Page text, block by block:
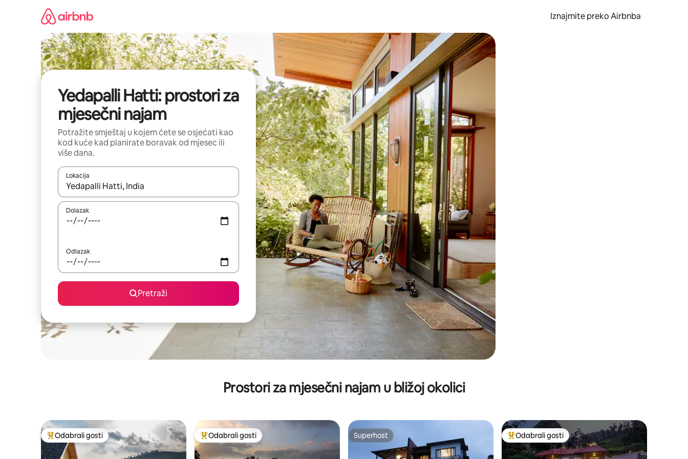
Iznajmite preko Airbnba
Yedapalli Hatti: prostori za
mjesečni najam
Potražite smještaj u kojem ćete se osjećati kao
kod kuće kad planirate boravak od mjesec ili
više dana.
Lokacija
Kada budu dostupni rezultati, moći ćete ih pregledati koristeći se strelicama prema gore i prema dolje, kao i dodirom ili prelaskom prstom po zaslonu.
Dolazak
Odlazak
Pretraži
Prostori za mjesečni najam u bližoj okolici
Među najviše rangiranima s oznakom „Odabrali gosti”
Odabrali gosti Među najviše rangiranima s oznakom „Odabrali gosti”
Odabrali gosti Superhost
Superhost Među najviše rangiranima s oznakom „Odabrali gosti”
Odabrali gosti